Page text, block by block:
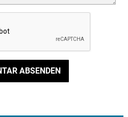
ABSENDEN